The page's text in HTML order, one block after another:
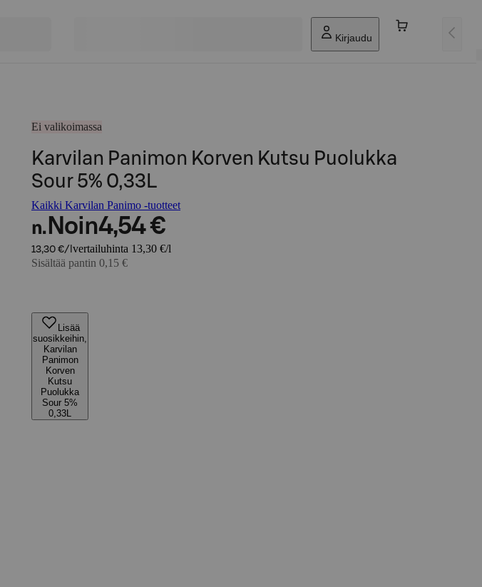
Kirjaudu
Ei valikoimassa
Karvilan Panimon Korven Kutsu Puolukka
Sour 5% 0,33L
Kaikki Karvilan Panimo -tuotteet
n. Noin4,54 €
13,30 €/l vertailuhinta 13,30 €/l
Sisältää pantin 0,15 €
Lisää
suosikkeihin,
Karvilan
Panimon
Korven
Kutsu
Puolukka
Sour 5%
0,33L